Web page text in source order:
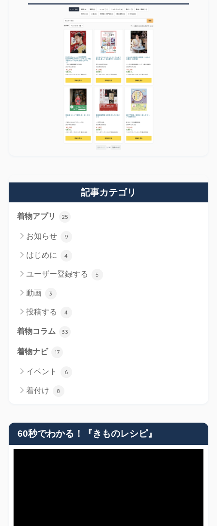
記事カテゴリ
着物アプリ 25
お知らせ 9
はじめに 4
ユーザー登録する 5
動画 3
投稿する 4
着物コラム 33
着物ナビ 17
イベント 6
着付け 8
60秒でわかる！『きものレシピ』